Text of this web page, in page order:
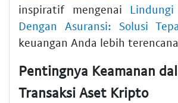
inspiratif mengenai
Dengan Asuransi: Solusi
keuangan Anda lebih
Pentingnya Keamanan
Transaksi Aset Kripto